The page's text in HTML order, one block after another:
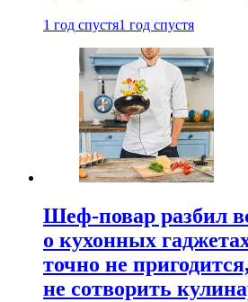
1 год спустя1 год спустя
Шеф-повар разбил
о кухонных
точно не
не сотворить